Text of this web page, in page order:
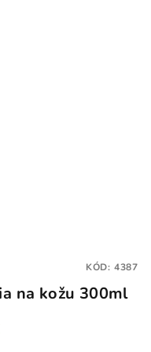
na kožu 300ml
KÓD: 4387